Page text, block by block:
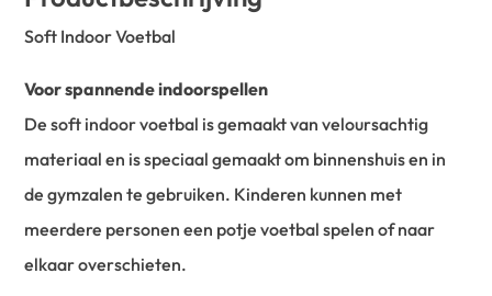
Soft Indoor Voetbal
Voor spannende indoorspellen
De soft indoor voetbal is gemaakt van veloursachtig
materiaal en is speciaal gemaakt om binnenshuis en in
de gymzalen te gebruiken. Kinderen kunnen met
meerdere personen een potje voetbal spelen of naar
elkaar overschieten.